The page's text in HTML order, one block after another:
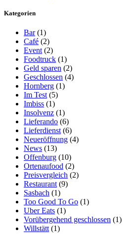
Kategorien
Bar (1)
Café (2)
Event (2)
Foodtruck (1)
Geld sparen (2)
Geschlossen (4)
Hornberg (1)
Im Test (5)
Imbiss (1)
Insolvenz (1)
Lieferando (6)
Lieferdienst (6)
Neueröffnung (4)
News (13)
Offenburg (10)
Ortenaufood (2)
Preisvergleich (2)
Restaurant (9)
Sasbach (1)
Too Good To Go (1)
Uber Eats (1)
Vorübergehend geschlossen (1)
Willstätt (1)